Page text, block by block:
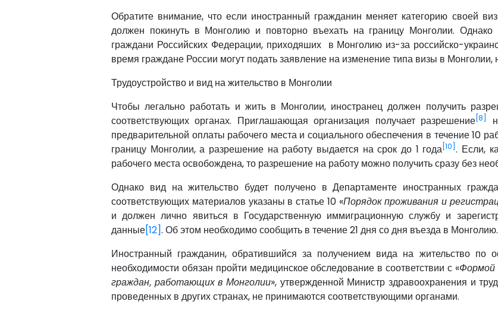
Обратите внимание, что если иностранный гражданин меняет категорию своей
должен покинуть в Монголию и повторно въехать на границу Монголии.
граждани Российских Федерации, приходяших в Монголию из-за российско-
время граждане России могут подать заявление на изменение типа визы в Монголии,
Трудоустройство и вид на жительство в Монголии
Чтобы легально работать и жить в Монголии, иностранец должен получить
соответствующих органах. Приглашающая организация получает разрешение [8]
предварительной оплаты рабочего места и социального обеспечения в течение 10
границу Монголии, а разрешение на работу выдается на срок до 1 года [10] . Если,
рабочего места освобождена, то разрешение на работу можно получить сразу без
Однако вид на жительство будет получено в Департаменте иностранных
соответствующих материалов указаны в статье 10 «Порядок проживания и
и должен лично явиться в Государственную иммиграционную службу и
данные[12]. Об этом необходимо сообщить в течение 21 дня со дня въезда в Монголию.
Иностранный гражданин, обратившийся за получением вида на жительство
необходимости обязан пройти медицинское обследование в соответствии с «Формой
граждан, работающих в Монголии», утвержденной Министр здравоохранения и
проведенных в других странах, не принимаются соответствующими органами.